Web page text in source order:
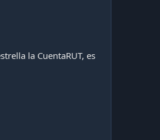
la CuentaRUT, es